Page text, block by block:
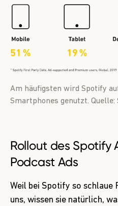
Am häufigsten wird Spotify
Smartphones genutzt. Quelle:
Rollout des Spotify
Podcast Ads
Weil bei Spotify so schlaue
uns, wissen sie natürlich,